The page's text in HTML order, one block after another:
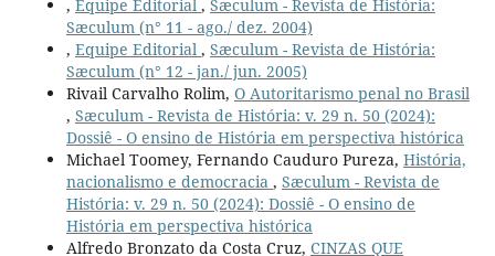
, Equipe Editorial , Sæculum - Revista de História:
Sæculum (n° 11 - ago./ dez. 2004)
, Equipe Editorial , Sæculum - Revista de História:
Sæculum (n° 12 - jan./ jun. 2005)
Rivail Carvalho Rolim, O Autoritarismo penal no Brasil
, Sæculum - Revista de História: v. 29 n. 50 (2024):
Dossiê - O ensino de História em perspectiva histórica
Michael Toomey, Fernando Cauduro Pureza, História,
nacionalismo e democracia , Sæculum - Revista de
História: v. 29 n. 50 (2024): Dossiê - O ensino de
História em perspectiva histórica
Alfredo Bronzato da Costa Cruz, CINZAS QUE